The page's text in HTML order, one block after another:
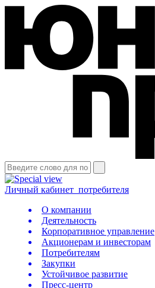
Личный кабинет потребителя
О компании
Деятельность
Корпоративное управление
Акционерам и инвесторам
Потребителям
Закупки
Устойчивое развитие
Пресс-центр